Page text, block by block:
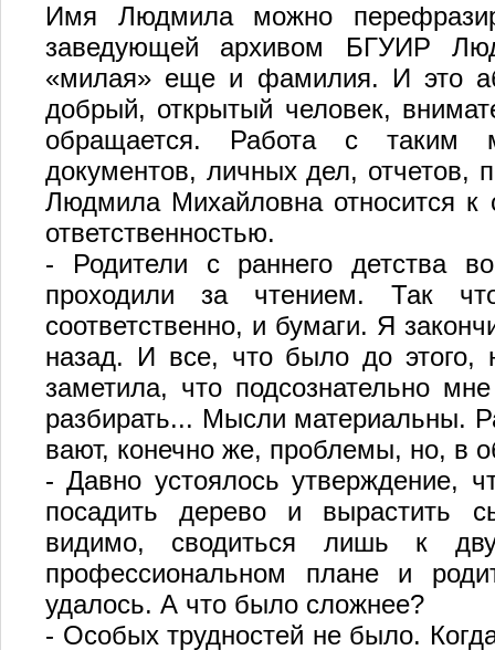
Имя Людмила можно
заведующей архивом БГУИР
«милая» еще и фамилия. И это
добрый, открытый человек,
обращается. Работа с таким
документов, личных дел, отчетов,
Людмила Михайловна относится
ответственностью.
- Родители с раннего детства
проходили за чтением. Так
соответственно, и бумаги. Я
назад. И все, что было до
заметила, что подсознательно
разбирать... Мысли материальны.
вают, конечно же, проблемы, но, в
- Давно устоялось утверждение,
посадить дерево и вырастить
видимо, сводиться лишь к
профессиональном плане и
удалось. А что было сложнее?
- Особых трудностей не было.